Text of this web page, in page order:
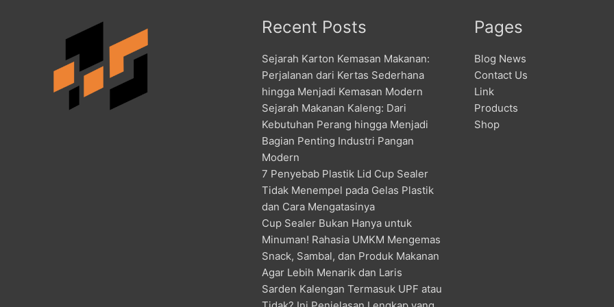
Recent Posts
Sejarah Karton Kemasan Makanan:
Perjalanan dari Kertas Sederhana
hingga Menjadi Kemasan Modern
Sejarah Makanan Kaleng: Dari
Kebutuhan Perang hingga Menjadi
Bagian Penting Industri Pangan
Modern
7 Penyebab Plastik Lid Cup Sealer
Tidak Menempel pada Gelas Plastik
dan Cara Mengatasinya
Cup Sealer Bukan Hanya untuk
Minuman! Rahasia UMKM Mengemas
Snack, Sambal, dan Produk Makanan
Agar Lebih Menarik dan Laris
Sarden Kalengan Termasuk UPF atau
Pages
Blog News
Contact Us
Link
Products
Shop